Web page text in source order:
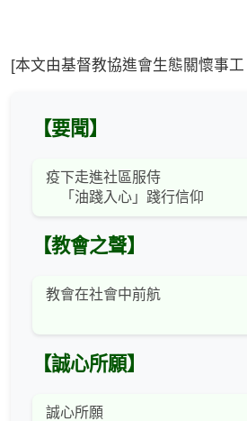
[本文由基督教協進會生態關懷事
【要聞】
疫下走進社區服侍
「油踐入心」踐行信仰
【教會之聲】
教會在社會中前航
【誠心所願】
誠心所願